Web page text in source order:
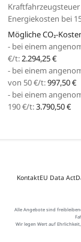
Energiekosten bei
Mögliche CO₂-
- bei einem
€/t:2.294,25 €
- bei einem
von 50 €/t:997,50 €
- bei einem
190 €/t:3.790,50 €
KontaktEU Data Act
Alle Angebote sind
Wir legen Wert auf